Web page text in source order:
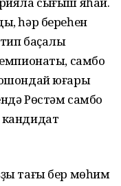
һәр береһен
баҫалҡы
самбо
юғары
Рөстәм самбо
тағы бер мөһим